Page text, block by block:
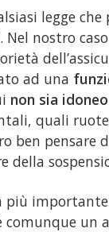
legge
. Nel nostro
ad una
non sia
quali ruote
ben pensare
della
più
comunque un